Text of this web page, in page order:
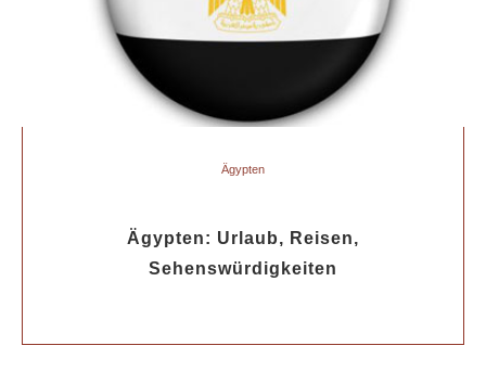
Ägypten
Ägypten: Urlaub, Reisen,
Sehenswürdigkeiten